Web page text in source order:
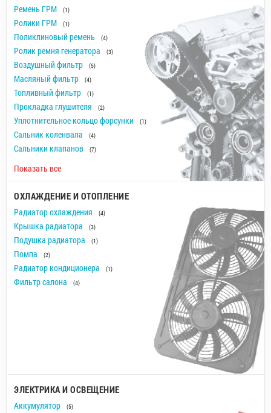
Ремень ГРМ (1)
Ролики ГРМ (1)
Поликлиновый ремень (4)
Ролик ремня генератора (3)
Воздушный фильтр (5)
Масляный фильтр (4)
Топливный фильтр (1)
Прокладка глушителя (2)
Уплотнительное кольцо форсунки (1)
Сальник коленвала (4)
Сальники клапанов (7)
Показать все
ОХЛАЖДЕНИЕ И ОТОПЛЕНИЕ
Радиатор охлаждения (4)
Крышка радиатора (3)
Подушка радиатора (1)
Помпа (2)
Радиатор кондиционера (1)
Фильтр салона (4)
ЭЛЕКТРИКА И ОСВЕЩЕНИЕ
Аккумулятор (5)